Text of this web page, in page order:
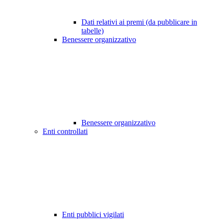
Dati relativi ai premi (da pubblicare in
tabelle)
Benessere organizzativo
Benessere organizzativo
Enti controllati
Enti pubblici vigilati